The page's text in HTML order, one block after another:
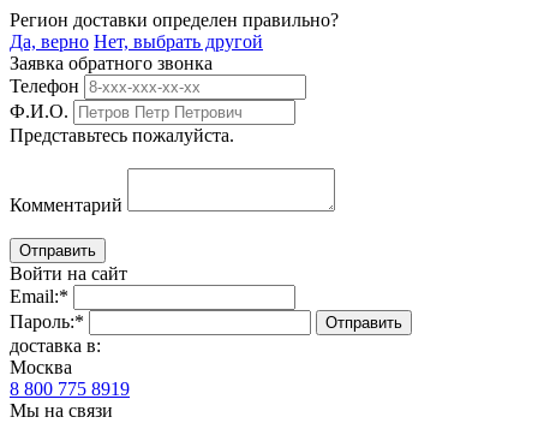
Регион доставки определен правильно?
Да, верно Нет, выбрать другой
Заявка обратного звонка
Телефон
Ф.И.О.
Представьтесь пожалуйста.
Комментарий
Войти на сайт
Email:*
Пароль:*
доставка в:
Москва
8 800 775 8919
Мы на связи